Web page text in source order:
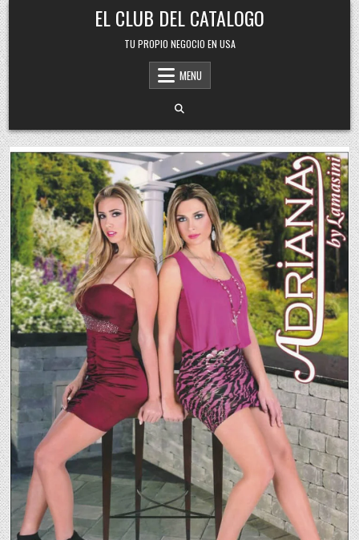
Skip
to
content
EL CLUB DEL CATALOGO
TU PROPIO NEGOCIO EN USA
MENU